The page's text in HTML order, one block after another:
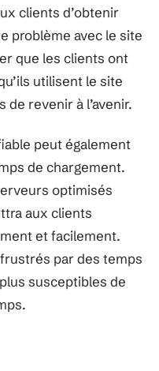
clients d’obtenir
problème avec le site
que les clients ont
utilisent le site
revenir à l’avenir.
peut également
de chargement.
optimisés
aux clients
et facilement.
par des temps
susceptibles de